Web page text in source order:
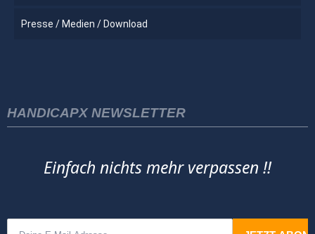
Presse / Medien / Download
HANDICAPX NEWSLETTER
Einfach nichts mehr verpassen !!